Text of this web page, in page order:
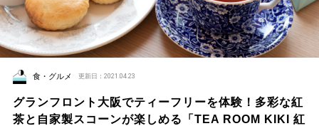
食・グルメ 更新日：2021.04.23
グランフロント大阪でティーフリーを体験！多彩な紅
茶と自家製スコーンが楽しめる「TEA ROOM KIKI 紅